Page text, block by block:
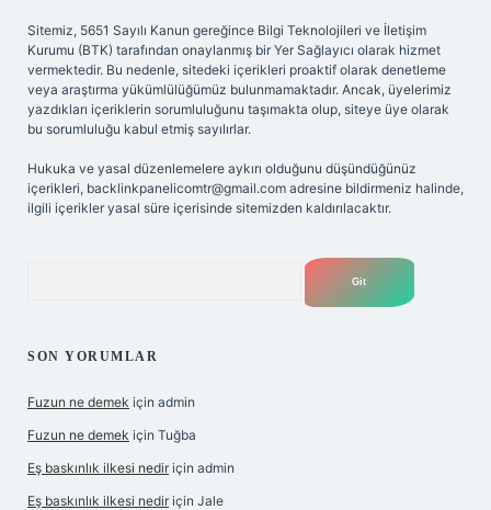
Sitemiz, 5651 Sayılı Kanun gereğince Bilgi Teknolojileri ve İletişim
Kurumu (BTK) tarafından onaylanmış bir Yer Sağlayıcı olarak hizmet
vermektedir. Bu nedenle, sitedeki içerikleri proaktif olarak denetleme
veya araştırma yükümlülüğümüz bulunmamaktadır. Ancak, üyelerimiz
yazdıkları içeriklerin sorumluluğunu taşımakta olup, siteye üye olarak
bu sorumluluğu kabul etmiş sayılırlar.
Hukuka ve yasal düzenlemelere aykırı olduğunu düşündüğünüz
içerikleri, backlinkpanelicomtr@gmail.com adresine bildirmeniz halinde,
ilgili içerikler yasal süre içerisinde sitemizden kaldırılacaktır.
SON YORUMLAR
Fuzun ne demek için admin
Fuzun ne demek için Tuğba
Eş baskınlık ilkesi nedir için admin
Eş baskınlık ilkesi nedir için Jale